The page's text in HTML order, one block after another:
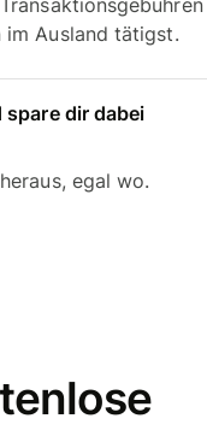
im Ausland tätigst.
spare dir dabei
egal wo.